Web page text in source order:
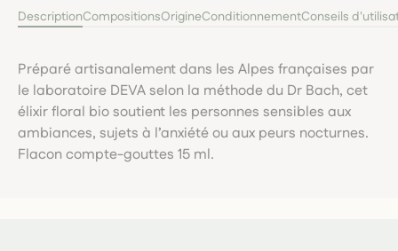
DescriptionCompositionsOrigineConditionnementConseils
Préparé artisanalement dans les Alpes françaises par
le laboratoire DEVA selon la méthode du Dr Bach, cet
élixir floral bio soutient les personnes sensibles aux
ambiances, sujets à l’anxiété ou aux peurs nocturnes.
Flacon compte-gouttes 15 ml.